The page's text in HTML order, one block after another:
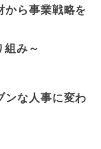
ら事業戦略を
み～
な人事に変わ